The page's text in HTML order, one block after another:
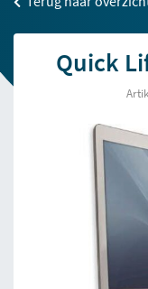
Quick